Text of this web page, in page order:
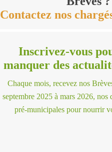
Contactez nos
Inscrivez-vous
manquer des
Chaque mois, recevez nos
septembre 2025 à mars 2026, nos
pré-municipales pour nourrir